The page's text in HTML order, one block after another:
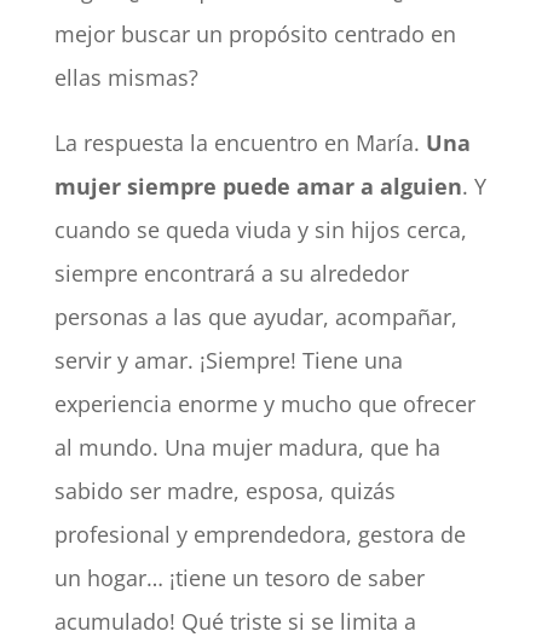
mejor buscar un propósito centrado en
ellas mismas?
La respuesta la encuentro en María. Una
mujer siempre puede amar a alguien. Y
cuando se queda viuda y sin hijos cerca,
siempre encontrará a su alrededor
personas a las que ayudar, acompañar,
servir y amar. ¡Siempre! Tiene una
experiencia enorme y mucho que ofrecer
al mundo. Una mujer madura, que ha
sabido ser madre, esposa, quizás
profesional y emprendedora, gestora de
un hogar… ¡tiene un tesoro de saber
acumulado! Qué triste si se limita a